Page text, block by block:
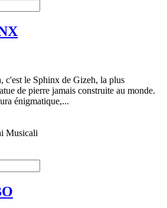
c'est le Sphinx de Gizeh, la plus
de pierre jamais construite au monde.
énigmatique,...
Musicali